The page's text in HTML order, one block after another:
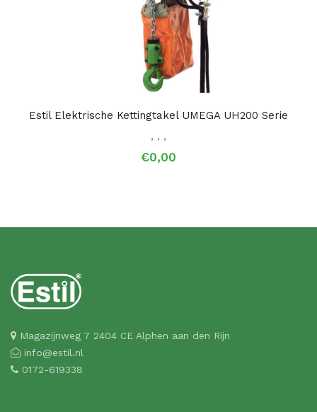
Estil Elektrische Kettingtakel UMEGA UH200 Serie
, , ,
€0,00
Magazijnweg 7 2404 CE Alphen aan den Rijn
info@estil.nl
0172-619338